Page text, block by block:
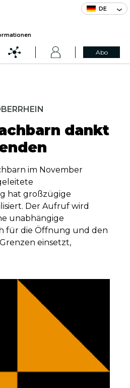
DE
Abo
dankt
im November
hat großzügige
Der Aufruf wird
unabhängige
für die Öffnung und den
einsetzt,